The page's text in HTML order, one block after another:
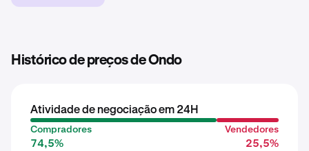
Histórico de preços de Ondo
Atividade de negociação em 24H
Compradores
74,5%
Vendedores
25,5%